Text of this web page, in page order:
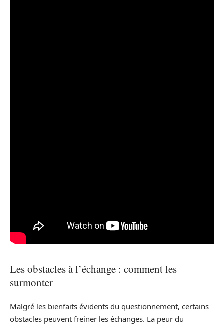
Les obstacles à l’échange : comment les
surmonter
Malgré les bienfaits évidents du questionnement, certains
obstacles peuvent freiner les échanges. La peur du